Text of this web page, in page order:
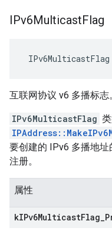
IPv6MulticastFlag
IPv6MulticastFlag
互联网协议 v6 多播标志
IPv6MulticastFlag
要创建的 IPv6 多播地址
注册。
属性
kIPv6MulticastFlag